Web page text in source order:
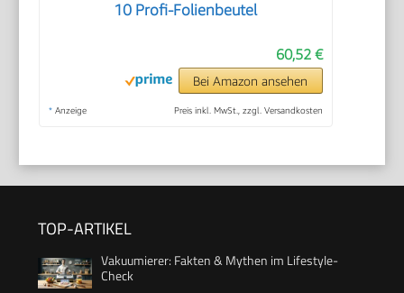
10 Profi-Folienbeutel
60,52 €
Bei Amazon ansehen
* Anzeige Preis inkl. MwSt., zzgl. Versandkosten
TOP-ARTIKEL
Vakuumierer: Fakten & Mythen im Lifestyle-
Check